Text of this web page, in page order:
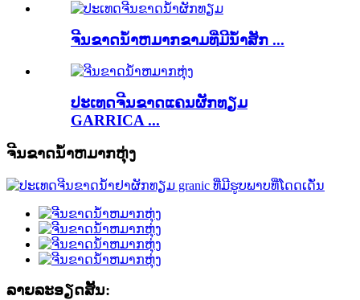
ຈີນຂາດນ້ໍາຫມາກຂາມທີ່ມີນໍ້າສັກ ...
ປະເທດຈີນຂາດແຄນຜັກທຽມ
GARRICA ...
ຈີນຂາດນ້ໍາຫມາກຫຸ່ງ
ລາຍລະອຽດສັ້ນ: